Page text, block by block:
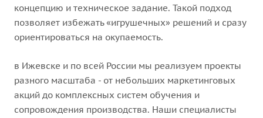
концепцию и техническое задание. Такой подход
позволяет избежать «игрушечных» решений и сразу
ориентироваться на окупаемость.
в Ижевске и по всей России мы реализуем проекты
разного масштаба - от небольших маркетинговых
акций до комплексных систем обучения и
сопровождения производства. Наши специалисты